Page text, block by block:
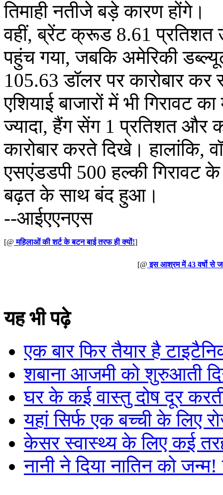
तिमाही नतीजे बड़े कारण होंगे।
वहीं, ब्रेंट क्रूड 8.61 प्रतिशत
पहुंच गया, जबकि अमेरिकी
105.63 डॉलर पर कारोबार कर
एशियाई बाजारों में भी गिरावट
ज्यादा, हैंग सेंग 1 प्रतिशत और
कारोबार करते दिखे। हालांकि,
एसएंडडपी 500 हल्की
बढ़त के साथ बंद हुआ।
--आईएएनएस
[@ महिलाओं की शर्ट के बटन बाई तरफ ही क्यों!]
[@ इस आश्रम में 43 वर्षो से
यह भी पढ़े
एक बार फिर तैयार है
शबाना आजमी को शुरुआती
घर के कई वास्तु दोष दूर
यहां सिर्फ एक बच्ची के लिए
केसर स्वास्थ्य के लिए कई
नानी ने दिया नातिन को